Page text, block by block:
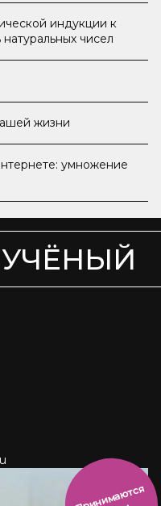
индукции к
чисел
жизни
умножение
и
н
и
м
а
ют
с
я
ст
ать